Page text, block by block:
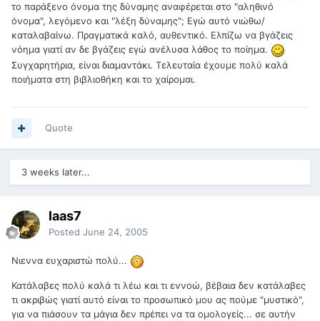
το παράξενο όνομα της δύναμης αναφέρεται στο "αληθινό
όνομα", λεγόμενο και "λέξη δύναμης"; Εγώ αυτό νιώθω/
καταλαβαίνω. Πραγματικά καλό, αυθεντικό. Ελπίζω να βγάζεις
νόημα γιατί αν δε βγάζεις εγώ ανέλυσα λάθος το ποίημα.
Συγχαρητήρια, είναι διαμαντάκι. Τελευταία έχουμε πολύ καλά
ποιήματα στη βιβλιοθήκη και το χαίρομαι.
Quote
3 weeks later...
laas7
Posted June 24, 2005
Νιεννα ευχαριστώ πολύ...
Κατάλαβες πολύ καλά τι λέω και τι εννοώ, βέβαια δεν κατάλαβες
τι ακριβώς γιατί αυτό είναι το προσωπικό μου ας πούμε "μυστικό",
για να πιάσουν τα μάγια δεν πρέπει να τα ομολογείς... σε αυτήν